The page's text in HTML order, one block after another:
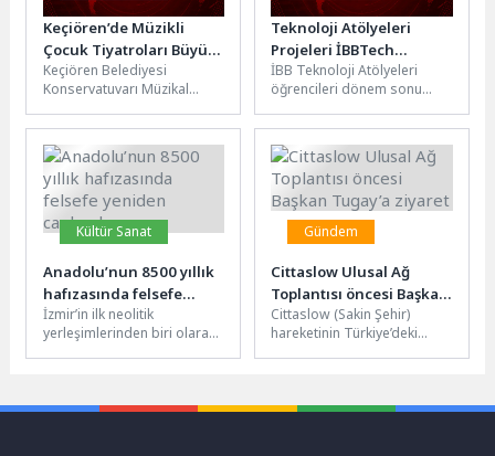
Keçiören’de Müzikli
Çocuk Tiyatroları Büyük
İlgi Gördü
Keçiören Belediyesi
Konservatuvarı Müzikal
hazırlanan “Oyun Diyarına
Yolculuk” ve “Hatırda
Kalanlar” adlı müzikli çocuk
tiyatroları, Yunus...
Teknoloji Atölyeleri
Projeleri İBBTech
Seçmelerinde
İBB Teknoloji Atölyeleri
öğrencileri dönem sonu
Teknoloji Takımının
seçmelerine katıldı.
Akademisyenlerden oluşan
jürinin...
Kültür Sanat
Anadolu’nun 8500 yıllık
hafızasında felsefe
yeniden canlandı
İzmir’in ilk neolitik
yerleşimlerinden biri olarak
Gündem
Cittaslow Ulusal Ağ
Toplantısı öncesi Başkan
Tugay’a ziyaret
Cittaslow (Sakin Şehir)
hareketinin Türkiye’deki
arasında...